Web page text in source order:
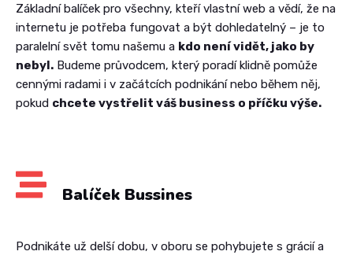
Základní balíček pro všechny, kteří vlastní web a vědí, že na
internetu je potřeba fungovat a být dohledatelný – je to
paralelní svět tomu našemu a kdo není vidět, jako by
nebyl. Budeme průvodcem, který poradí klidně pomůže
cennými radami i v začátcích podnikání nebo během něj,
pokud chcete vystřelit váš business o příčku výše.
Balíček Bussines
Podnikáte už delší dobu, v oboru se pohybujete s grácií a